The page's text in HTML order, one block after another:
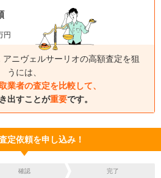
円
ニヴェルサーリオの高額査定を狙
うには、
業者の査定を比較して、
出すことが重要です。
定依頼を申し込み！
確認 完了